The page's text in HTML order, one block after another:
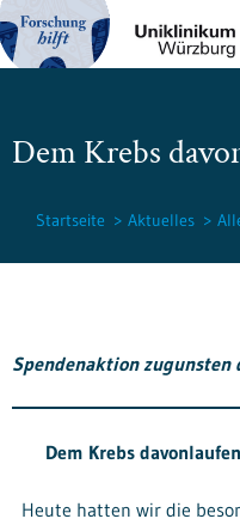
Dem Krebs
Startseite Aktuelles
Spendenaktion zugunsten
Dem Krebs
Heute hatten wir die